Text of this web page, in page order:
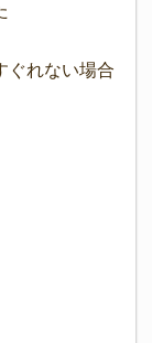
ぐれない場合